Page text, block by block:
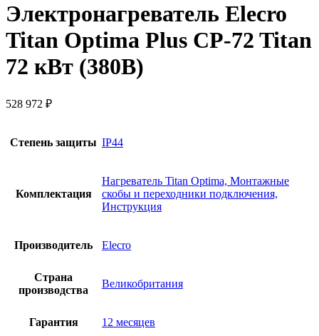
Электронагреватель Elecro
Titan Optima Plus СP-72 Titan
72 кВт (380В)
528 972 ₽
Степень защиты IP44
Комплектация
Нагреватель Titan Optima, Монтажные
скобы и переходники подключения,
Инструкция
Производитель Elecro
Страна
производства
Великобритания
Гарантия 12 месяцев